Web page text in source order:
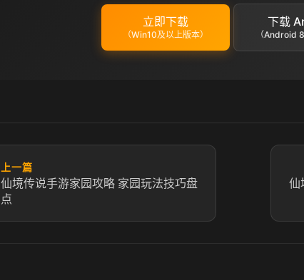
立即下载
（Win10及以上版本）
下载
（Android
上一篇
仙境传说手游家园攻略 家园玩法技巧盘
点
仙